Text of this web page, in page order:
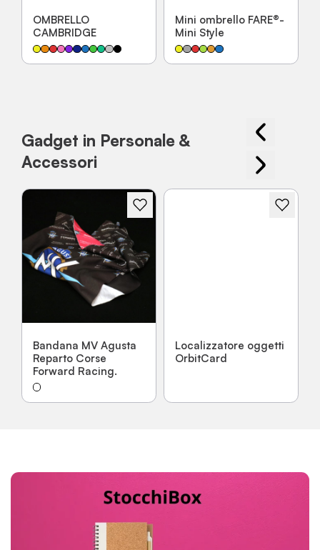
OMBRELLO
CAMBRIDGE
Mini ombrello FARE®-
Mini Style
Gadget in Personale &
Accessori
Bandana MV Agusta
Reparto Corse
Forward Racing.
Localizzatore oggetti
OrbitCard